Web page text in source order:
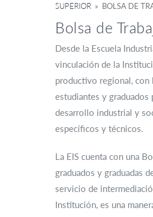
SUPERIOR » BOLSA DE
Bolsa de
Desde la Escuela
vinculación de la
productivo regional, con
estudiantes y graduados
desarrollo industrial y
específicos y técnicos.
La EIS cuenta con una
graduados y graduadas
servicio de
Institución, es una